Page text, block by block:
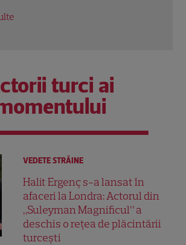
turci ai
VEDETE STRĂINE
Halit Ergenç s-a lansat în
afaceri la Londra: Actorul din
„Suleyman Magnificul” a
deschis o rețea de plăcintării
turcești